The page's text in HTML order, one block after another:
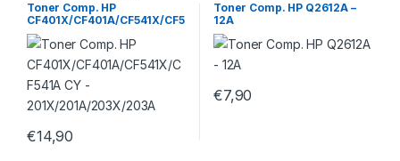
Toner Comp. HP
CF401X/CF401A/CF541X/CF5
41A CY –
201X/201A/203X/203A
€14,90
Toner Comp. HP Q2612A –
12A
€7,90